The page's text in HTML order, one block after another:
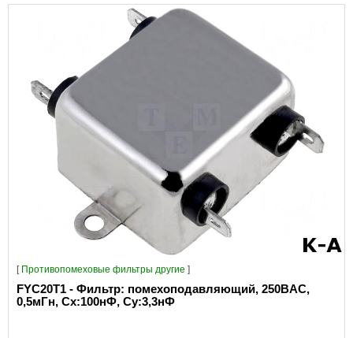
[ Противопомеховые фильтры другие ]
FYC20T1 - Фильтр: помехоподавляющий, 250ВAC,
0,5мГн, Сх:100нФ, Су:3,3нФ